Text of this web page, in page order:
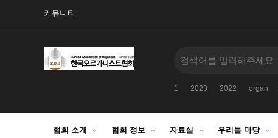
커뮤니티
1 2023 2022 organ
협회 소개 협회 정보 자료실 우리들 마당